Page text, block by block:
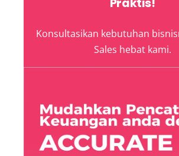
Konsultasikan kebutuhan
Sales hebat kami.